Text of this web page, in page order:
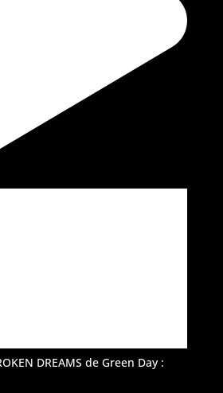
DREAMS de Green Day :